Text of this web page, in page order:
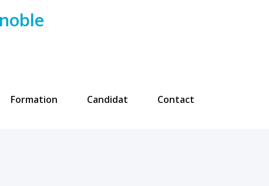
Formation Candidat Contact